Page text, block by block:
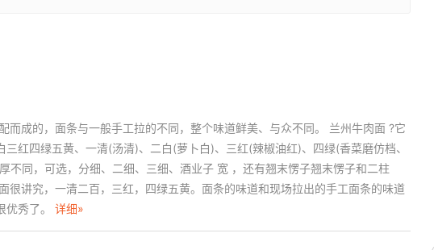
而成的，面条与一般手工拉的不同，整个味道鲜美、与众不同。 兰州牛肉面 ?它
红四绿五黄、一清(汤清)、二白(萝卜白)、三红(辣椒油红)、四绿(香菜磨仿档、
不同，可选，分细、二细、三细、酒业子 宽 ，还有翘末愣子翘末愣子和二柱
很讲究，一清二百，三红，四绿五黄。面条的味道和现场拉出的手工面条的味道
优秀了。 详细»